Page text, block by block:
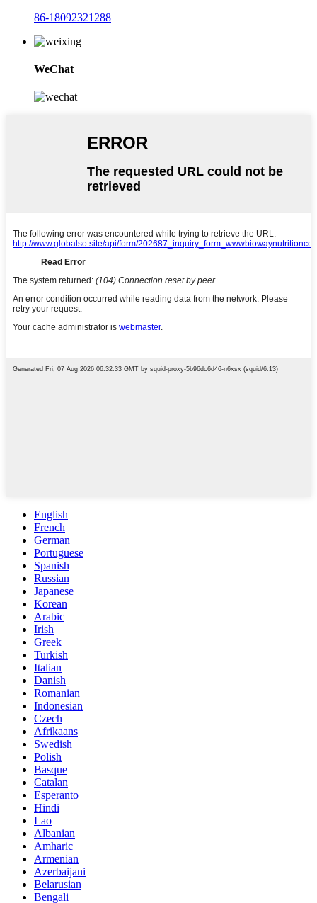
86-18092321288
WeChat
English
French
German
Portuguese
Spanish
Russian
Japanese
Korean
Arabic
Irish
Greek
Turkish
Italian
Danish
Romanian
Indonesian
Czech
Afrikaans
Swedish
Polish
Basque
Catalan
Esperanto
Hindi
Lao
Albanian
Amharic
Armenian
Azerbaijani
Belarusian
Bengali